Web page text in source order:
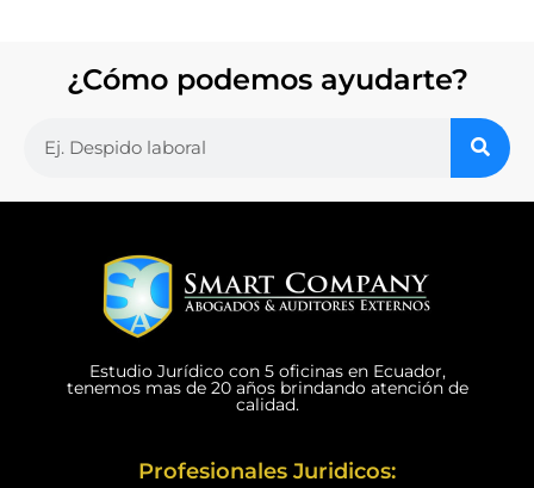
¿Cómo podemos ayudarte?
Estudio Jurídico con 5 oficinas en Ecuador,
tenemos mas de 20 años brindando atención de
calidad.
Profesionales Juridicos: